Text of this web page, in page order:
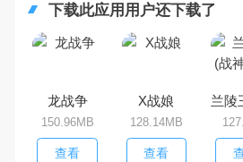
下载此应用用户还下载了
龙战争
150.96MB
查看
X战娘
128.14MB
查看
兰陵